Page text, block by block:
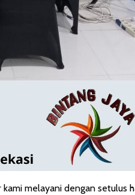
melayani dengan setulus